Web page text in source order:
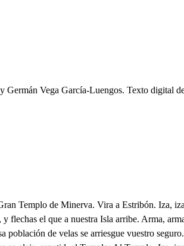
Germán Vega García-Luengos. Texto digital
y fiesta, aplaudid de tanto huésped el arribo. o A la Ribera. Dale fuego. Echa el esquise, Delfo llama. A tierra, a tierra. Suelta, Euriala. Que en vano, infelice hermana, piensas, que has de transcender osada la no hollada línea impuesta a mi precepto, y tu vida! Mas en vano es, que tú quieras tener a raya la antigua van idad de mi soberbia; y si hasta aquí mi ignorancia te obedeció, no pretendas, que ya desde aquí el olvido de mi genio se envilezca, tanto, que oyendo esas voces; que ya en armas, ya en faenas, si en los peñascos se doblan, en mis oídos se estrenan; a no salir de esa gruta me reduzca la pereza con qué inútilmente vivo? Mira, Medusa, que ciega tu obstinación, al previsto escarmiento te despeña de tu amagada hermosura. Cuantas veces en la adversa sana de los hados, mienten las voces de las Estrellas! Y caso, que nunca engañen, quien me asegura el que sea cierta la esperada ruina de mi hermosura? Mi ciencia, de cuya verdadtestigo puedes ser para creerla, tú misma, si a los avisos te fías de tu experiencia; si bien al ver cuan altiva, solo en fe de que hoy más cerca de ti confusos sonaron tiros, cajas, y trompetas, mi Ley rompes, y al sagrado arenoso de esa cueva el mudo silencio turbas, el impuesto coto quiebras; creer debo, que de mi aviso olvidándote, desprecias Hijas somos, Euriala infelice, de tan bastardo amor, unión tan fea, como la que en extremos tan distantes, aún fue monstruosidad de la fineza. Indigno seno de Marino monstruo, conceptos vivos nos vertió a la tierra, siendo cada sollozo de tres vidas suspirado pregón de mil tragedias. Desde que de Foreo, nuestro padre, desamparada ya nuestra inocencia, nos trato el odio de su mismo yerro, como prisiones, mas que como prendas, En el oscuro centro de esa gruta, común madre la gran naturaleza, nos albergó, en nosotras añadiendo otra especie de fieras a sus fieras. En ellas; pues, alumnos infelices del venenoso jugo de sus hierbas, hemos crecido, y con nosotras mismas la ojetiza fatal de las Estrellas. Dígalo, que en la rubia crencha riza del oro undoso, que mi mano peina, el hado